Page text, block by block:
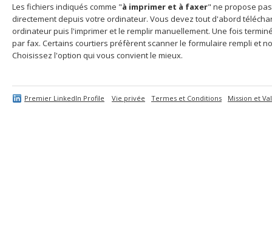
Les fichiers indiqués comme "à imprimer et à faxer" ne propose
directement depuis votre ordinateur. Vous devez tout d'abord
ordinateur puis l'imprimer et le remplir manuellement. Une fois
par fax. Certains courtiers préfèrent scanner le formulaire rempli et
Choisissez l'option qui vous convient le mieux.
Premier LinkedIn Profile Vie privée Termes et Conditions Mission et